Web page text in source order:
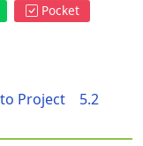
Pocket
Project 5.2